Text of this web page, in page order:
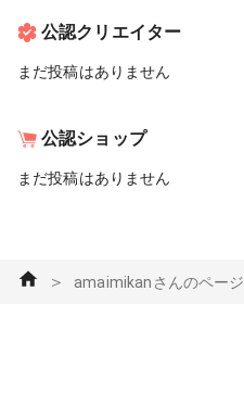
公認クリエイター
まだ投稿はありません
公認ショップ
まだ投稿はありません
＞ amaimikanさんのページ